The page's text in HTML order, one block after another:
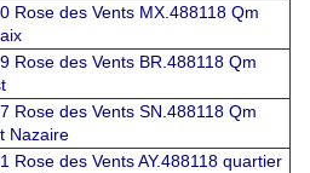
Rose des Vents MX.488118 Qm
Rose des Vents BR.488118 Qm
Rose des Vents SN.488118 Qm
Nazaire
Rose des Vents AY.488118 quartier